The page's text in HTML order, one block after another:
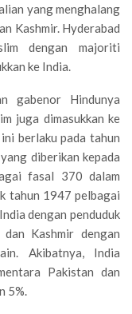
yang menghalang
Kashmir. Hyderabad
dengan majoriti
ke India.
gabenor Hindunya
juga dimasukkan ke
berlaku pada tahun
diberikan kepada
fasal 370 dalam
tahun 1947 pelbagai
dengan penduduk
Kashmir dengan
Akibatnya, India
Pakistan dan
5%.